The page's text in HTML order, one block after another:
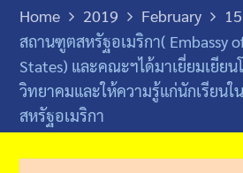
Home 2019 February
15
สถานฑูตสหรัฐอเมริกา( Embassy
States) และคณะฯได้มาเยี่ยมเยียน
วิทยาคมและให้ความรู้แก่นักเรียน
สหรัฐอเมริกา